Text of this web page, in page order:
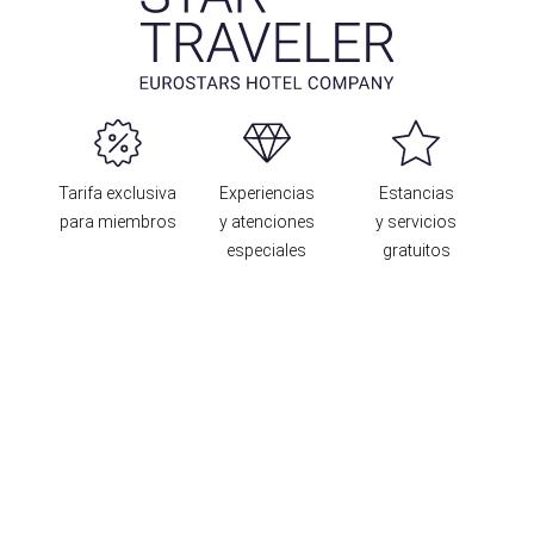
Tarifa exclusiva
para miembros
Experiencias
y atenciones
especiales
Estancias
y servicios
gratuitos